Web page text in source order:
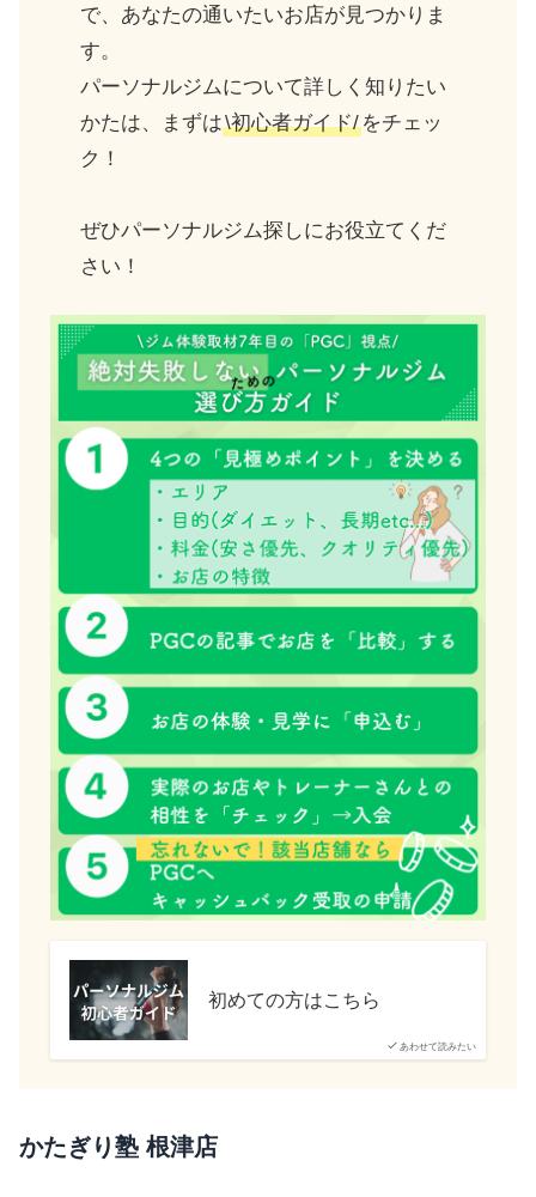
で、あなたの通いたいお店が見つかりま
す。
パーソナルジムについて詳しく知りたい
かたは、まずは\初心者ガイド/ をチェッ
ク！
ぜひパーソナルジム探しにお役立てくだ
さい！
あわせて読みたい
初めての方はこちら
かたぎり塾 根津店